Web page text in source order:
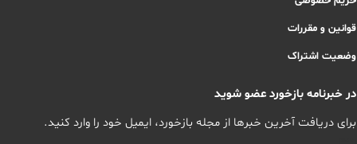
قوانین و مقررات
وضعیت اشتراک
در خبرنامه بازخورد عضو شوید
برای دریافت آخرین خبرها از مجله بازخورد، ایمیل خود را وارد کنید.